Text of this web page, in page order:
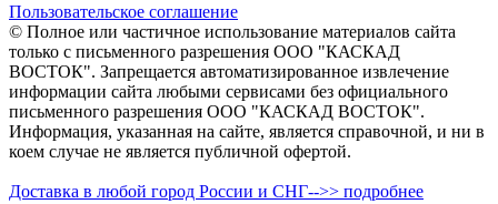
Пользовательское соглашение
© Полное или частичное использование материалов сайта
только с письменного разрешения ООО "КАСКАД
ВОСТОК". Запрещается автоматизированное извлечение
информации сайта любыми сервисами без официального
письменного разрешения ООО "КАСКАД ВОСТОК".
Информация, указанная на сайте, является справочной, и ни в
коем случае не является публичной офертой.
Доставка в любой город России и СНГ-->> подробнее